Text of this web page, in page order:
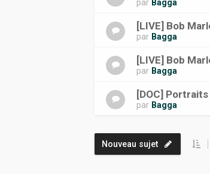
par Bagga
[LIVE] Bob
par Bagga
[LIVE] Bob
par Bagga
[DOC]
par Bagga
Nouveau sujet